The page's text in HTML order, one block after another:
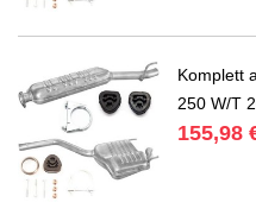
Komplett
250 W/T
155,98